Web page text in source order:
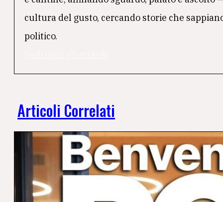
cultura del gusto, cercando storie che
politico.
Articoli Correlati